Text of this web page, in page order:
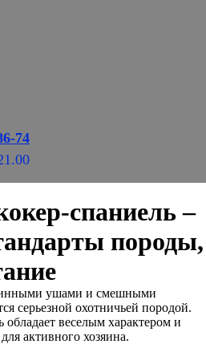
74
спаниель –
породы,
ушами и смешными
серьезной охотничьей породой.
веселым характером и
активного хозяина.